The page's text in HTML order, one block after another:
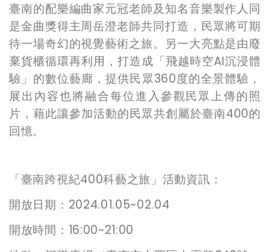
臺南的配樂編曲家元冠老師及知名音樂製作人同
是金曲獎得主周岳澄老師共同打造，民眾將可期
待一場奇幻的視覺藝術之旅。另一大亮點是由廢
棄貨櫃循環再利用，打造成「飛越時空AI沉浸體
驗」的數位藝廊，提供民眾360度的全景體驗，
展出內容也將融合每位進入參觀民眾上傳的照
片，藉此讓參加活動的民眾共創屬於臺南400的
回憶。
「臺南跨視紀400科藝之旅」活動資訊：
開放日期：2024.01.05~02.04
開放時間：16:00~21:00